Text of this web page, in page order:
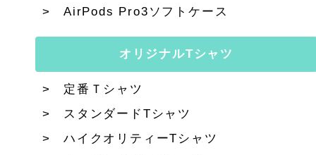
AirPods Pro3ソフトケース
オリジナルTシャツ
定番Ｔシャツ
スタンダードTシャツ
ハイクオリティーTシャツ